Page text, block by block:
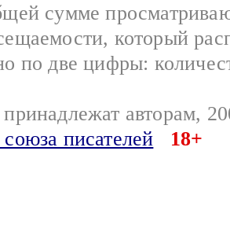
сумме
который
по две цифры:
авторам,
писателей
18+